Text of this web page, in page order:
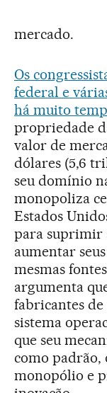
mercado.
Os
federal e
há muito
propriedade
valor de
dólares (5,6
seu domínio
monopoliza
Estados
para suprimir
aumentar
mesmas
argumenta
fabricantes
sistema
que seu
como padrão,
monopólio e